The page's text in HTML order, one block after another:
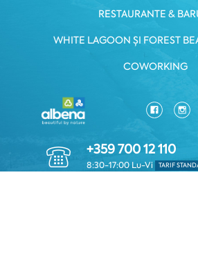
RESTAURANTE &
WHITE LAGOON ȘI FOREST
COWORKING
+359 700 12 110
8:30-17:00 Lu-Vi TARIF